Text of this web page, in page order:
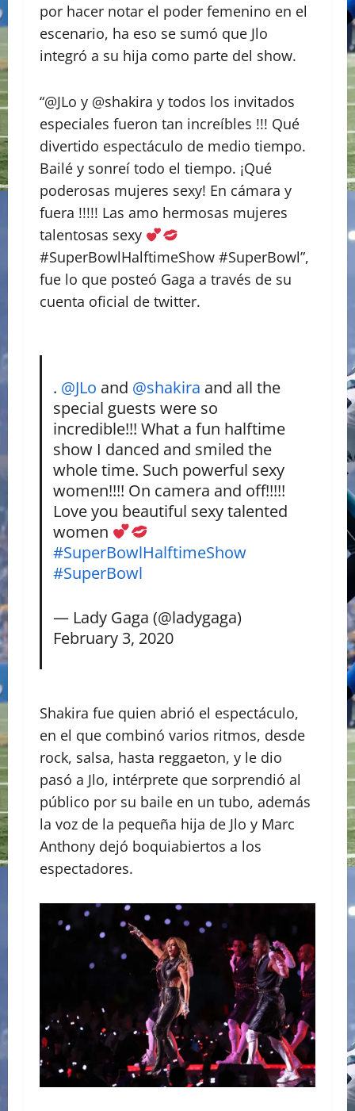
por hacer notar el poder femenino en el
escenario, ha eso se sumó que Jlo
integró a su hija como parte del show.
“@JLo y @shakira y todos los invitados
especiales fueron tan increíbles !!! Qué
divertido espectáculo de medio tiempo.
Bailé y sonreí todo el tiempo. ¡Qué
poderosas mujeres sexy! En cámara y
fuera !!!!! Las amo hermosas mujeres
talentosas sexy
#SuperBowlHalftimeShow #SuperBowl”,
fue lo que posteó Gaga a través de su
cuenta oficial de twitter.
. @JLo and @shakira and all the
special guests were so
incredible!!! What a fun halftime
show I danced and smiled the
whole time. Such powerful sexy
women!!!! On camera and off!!!!!
Love you beautiful sexy talented
women
#SuperBowlHalftimeShow
#SuperBowl
— Lady Gaga (@ladygaga)
February 3, 2020
Shakira fue quien abrió el espectáculo,
en el que combinó varios ritmos, desde
rock, salsa, hasta reggaeton, y le dio
pasó a Jlo, intérprete que sorprendió al
público por su baile en un tubo, además
la voz de la pequeña hija de Jlo y Marc
Anthony dejó boquiabiertos a los
espectadores.